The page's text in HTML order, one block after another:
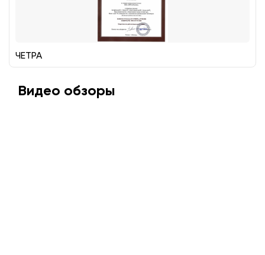
ЧЕТРА
Видео обзоры